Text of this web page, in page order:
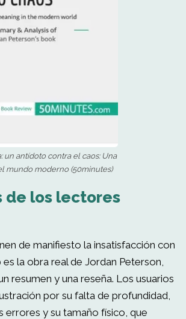
un antídoto contra el caos: Una
mundo moderno (50minutes)
de los lectores
de manifiesto la insatisfacción con
es la obra real de Jordan Peterson,
resumen y una reseña. Los usuarios
por su falta de profundidad,
errores y su tamaño físico, que